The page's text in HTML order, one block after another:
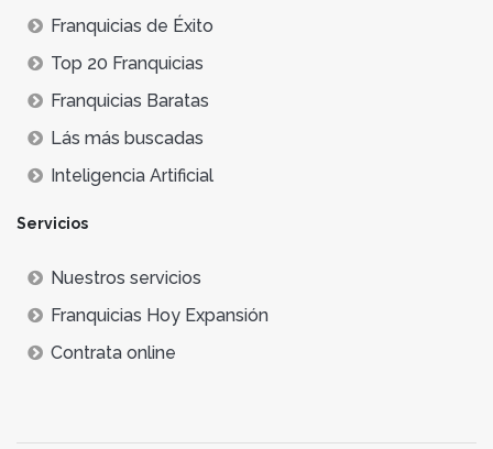
Franquicias de Éxito
Top 20 Franquicias
Franquicias Baratas
Lás más buscadas
Inteligencia Artificial
Servicios
Nuestros servicios
Franquicias Hoy Expansión
Contrata online